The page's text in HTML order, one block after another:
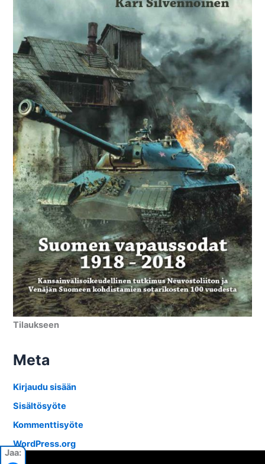
Tilaukseen
Meta
Kirjaudu sisään
Sisältösyöte
Kommenttisyöte
WordPress.org
Jaa: